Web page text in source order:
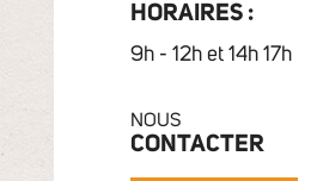
HORAIRES :
9h - 12h et 14h 17h
NOUS
CONTACTER